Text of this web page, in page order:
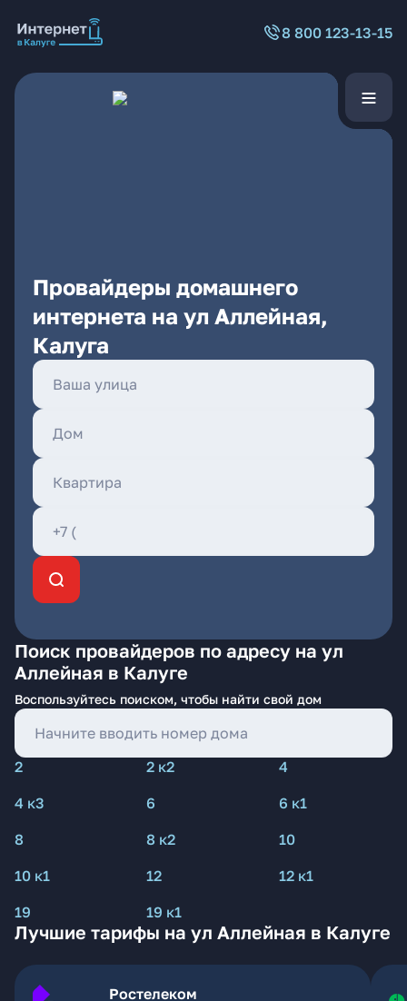
8 800 123-13-15
Провайдеры домашнего
интернета на ул Аллейная,
Калуга
Поиск провайдеров по адресу на ул
Аллейная в Калуге
Воспользуйтесь поиском, чтобы найти свой дом
2 2 к2
4
4 к3
6
6 к1
8
8 к2
10
10 к1
12
12 к1
19
19 к1
Лучшие тарифы на ул Аллейная в Калуге
Ростелеком